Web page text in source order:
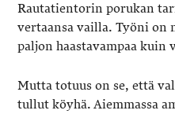
Rautatientorin porukan
vertaansa vailla. Työni on
paljon haastavampaa kuin
Mutta totuus on se, että
tullut köyhä. Aiemmassa